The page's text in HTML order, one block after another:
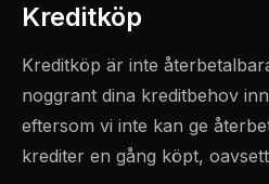
Kreditköp
Kreditköp är inte
noggrant dina kreditbehov
eftersom vi inte kan ge
krediter en gång köpt,